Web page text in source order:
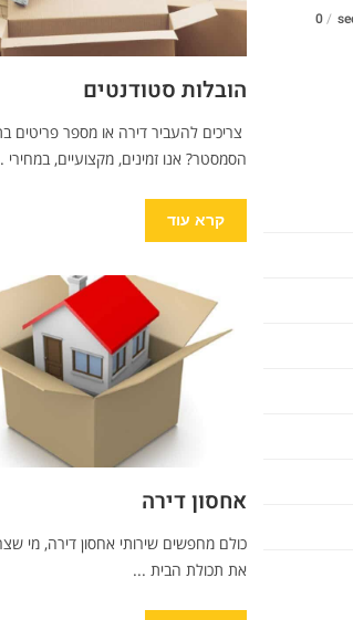
0
הובלות סטודנטים
צריכים להעביר דירה או מספר פריטים
הסמסטר? אנו זמינים, מקצועיים, במחירי
קרא עוד
אחסון דירה
כולם מחפשים שירותי אחסון דירה, מי
את תכולת הבית ...